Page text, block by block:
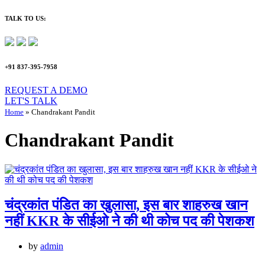
TALK TO US:
+91 837-395-7958
REQUEST A DEMO​
LET'S TALK
Home » Chandrakant Pandit
Chandrakant Pandit
चंद्रकांत पंडित का खुलासा, इस बार शाहरुख खान
नहीं KKR के सीईओ ने की थी कोच पद की पेशकश
by admin